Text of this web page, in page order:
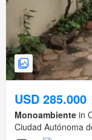
USD 285.000
Monoambiente in
Ciudad Autónoma